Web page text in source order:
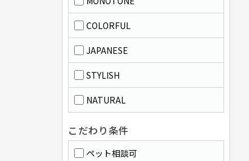
COLORFUL
JAPANESE
STYLISH
NATURAL
こだわり条件
ペット相談可